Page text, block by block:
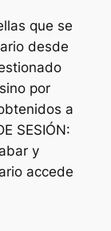
que se
desde
sino por
a
SESIÓN:
y
accede